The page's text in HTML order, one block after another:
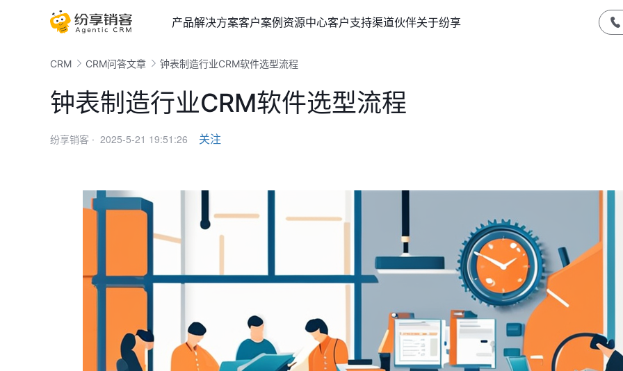
产品解决方案客户案例资源中心客户支持渠道伙伴关于纷享
CRM CRM问答文章 钟表制造行业CRM软件选型流程
钟表制造行业CRM软件选型流程
纷享销客 · 2025-5-21 19:51:26 关注